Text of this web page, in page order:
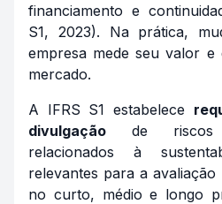
financiamento e
S1, 2023). Na prática,
empresa mede seu valor e
mercado.
A IFRS S1 estabelece
divulgação de riscos
relacionados à
relevantes para a avaliação
no curto, médio e longo